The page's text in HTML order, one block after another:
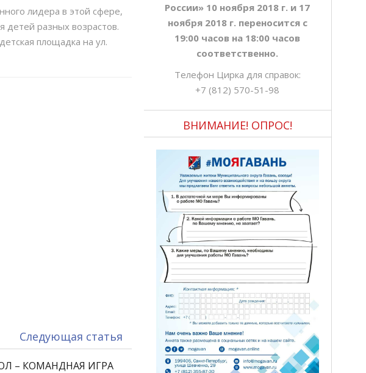
лидера в этой сфере,
детей разных возрастов.
площадка на ул.
Следующая статья
– КОМАНДНАЯ ИГРА
России» 10 ноября 2018 г. и 17
ноября 2018 г. переносится с
19:00 часов на 18:00 часов
соответственно.
Телефон Цирка для справок:
+7 (812) 570-51-98
ВНИМАНИЕ! ОПРОС!